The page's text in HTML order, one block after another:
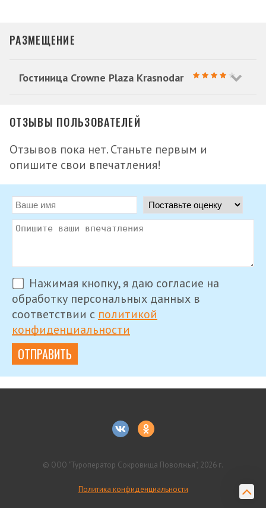
РАЗМЕЩЕНИЕ
Гостиница Crowne Plaza Krasnodar
ОТЗЫВЫ ПОЛЬЗОВАТЕЛЕЙ
Отзывов пока нет. Станьте первым и
опишите свои впечатления!
Нажимая кнопку, я даю согласие на
обработку персональных данных в
соответствии с политикой
конфиденциальности
ОТПРАВИТЬ
© ООО "Туроператор Сокровища Поволжья”, 2026 г.
Политика конфиденциальности